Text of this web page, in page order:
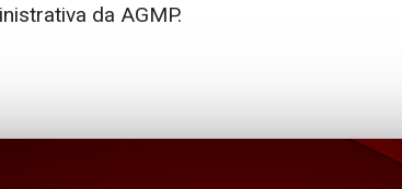
da AGMP.